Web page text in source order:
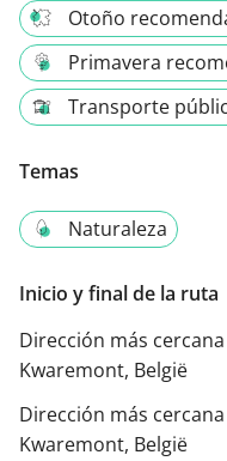
Otoño
Primavera
Transporte
Temas
Naturaleza
Inicio y final de la ruta
Dirección más
Kwaremont, België
Dirección más
Kwaremont, België